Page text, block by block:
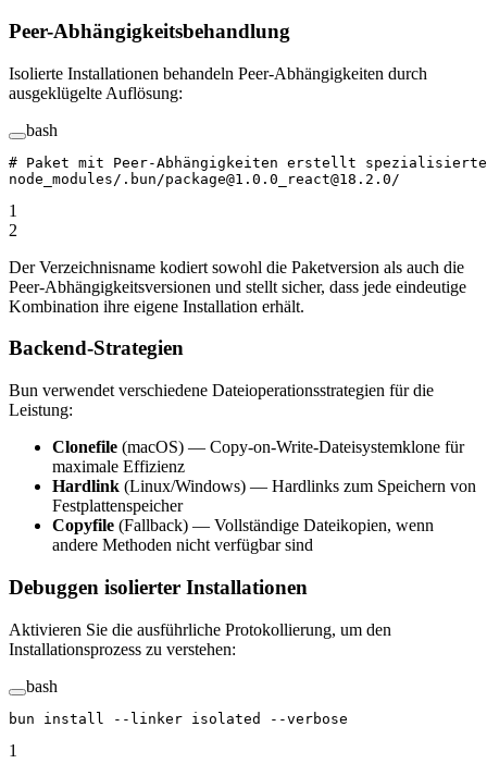
Peer-Abhängigkeitsbehandlung
Isolierte Installationen behandeln Peer-Abhängigkeiten durch
ausgeklügelte Auflösung:
bash
# Paket mit Peer-Abhängigkeiten erstellt spezialisierte
node_modules/.bun/package@1.0.0_react@18.2.0/
1
2
Der Verzeichnisname kodiert sowohl die Paketversion als auch die
Peer-Abhängigkeitsversionen und stellt sicher, dass jede eindeutige
Kombination ihre eigene Installation erhält.
Backend-Strategien
Bun verwendet verschiedene Dateioperationsstrategien für die
Leistung:
Clonefile (macOS) — Copy-on-Write-Dateisystemklone für
maximale Effizienz
Hardlink (Linux/Windows) — Hardlinks zum Speichern von
Festplattenspeicher
Copyfile (Fallback) — Vollständige Dateikopien, wenn
andere Methoden nicht verfügbar sind
Debuggen isolierter Installationen
Aktivieren Sie die ausführliche Protokollierung, um den
Installationsprozess zu verstehen:
bash
bun install --linker isolated --verbose
1